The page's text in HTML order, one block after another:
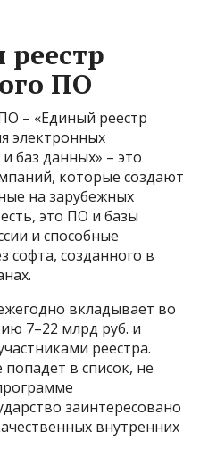
ПО
– «Единый реестр
электронных
баз данных» – это
которые создают
на зарубежных
это ПО и базы
и способные
софта, созданного в
вкладывает во
7–22 млрд руб. и
реестра.
в список, не
заинтересовано
внутренних